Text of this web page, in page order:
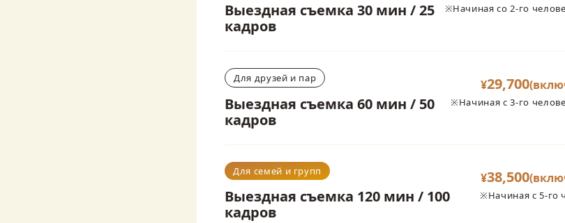
Выездная съемка 30 мин / 25
кадров
※Начиная со 2-го
Для друзей и пар
Выездная съемка 60 мин / 50
кадров
¥29,700
※Начиная с 3-го
Для семей и групп
Выездная съемка 120 мин / 100
кадров
¥38,500
※Начиная с 5-го